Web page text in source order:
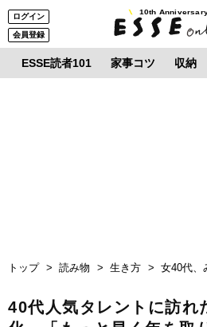
ログイン
会員登録
10th
ESSE読者101 家事コツ 収納
トップ 読み物 生き方 女40代、
40代人気タレントに訪れ